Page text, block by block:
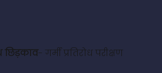
छिड़काव- गर्मी प्रतिरोध परीक्षण